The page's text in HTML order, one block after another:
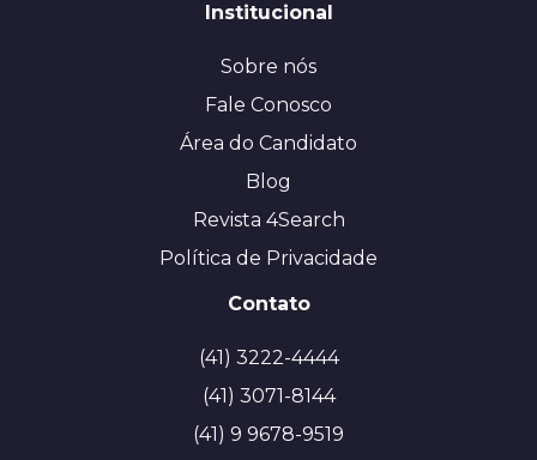
Institucional
Sobre nós
Fale Conosco
Área do Candidato
Blog
Revista 4Search
Política de Privacidade
Contato
(41) 3222-4444
(41) 3071-8144
(41) 9 9678-9519